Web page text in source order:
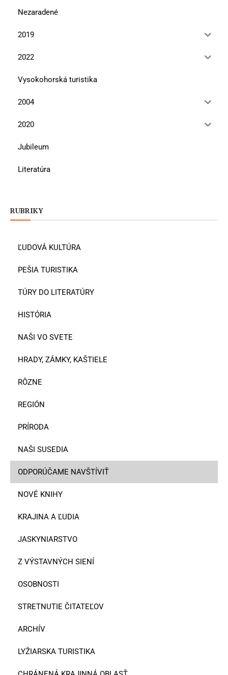
Nezaradené
2019
2022
Vysokohorská turistika
2004
2020
Jubileum
Literatúra
RUBRIKY
ĽUDOVÁ KULTÚRA
PEŠIA TURISTIKA
TÚRY DO LITERATÚRY
HISTÓRIA
NAŠI VO SVETE
HRADY, ZÁMKY, KAŠTIELE
RÔZNE
REGIÓN
PRÍRODA
NAŠI SUSEDIA
ODPORÚČAME NAVŠTÍVIŤ
NOVÉ KNIHY
KRAJINA A ĽUDIA
JASKYNIARSTVO
Z VÝSTAVNÝCH SIENÍ
OSOBNOSTI
STRETNUTIE ČITATEĽOV
ARCHÍV
LYŽIARSKA TURISTIKA